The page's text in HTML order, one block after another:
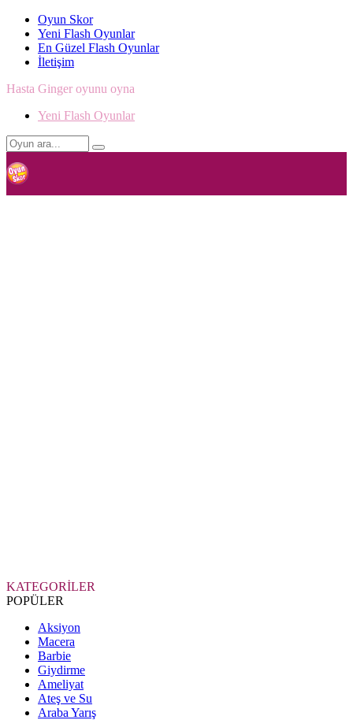
Oyun Skor
Yeni Flash Oyunlar
En Güzel Flash Oyunlar
İletişim
Hasta Ginger oyunu oyna
Yeni Flash Oyunlar
KATEGORİLER
POPÜLER
Aksiyon
Macera
Barbie
Giydirme
Ameliyat
Ateş ve Su
Araba Yarış